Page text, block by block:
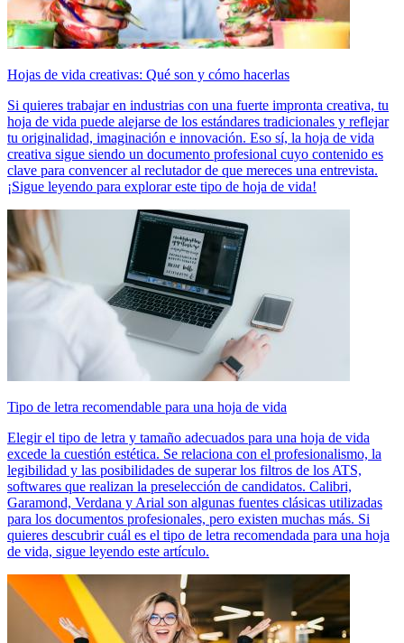
Hojas de vida creativas: Qué son y cómo hacerlas
Si quieres trabajar en industrias con una fuerte impronta creativa, tu
hoja de vida puede alejarse de los estándares tradicionales y reflejar
tu originalidad, imaginación e innovación. Eso sí, la hoja de vida
creativa sigue siendo un documento profesional cuyo contenido es
clave para convencer al reclutador de que mereces una entrevista.
¡Sigue leyendo para explorar este tipo de hoja de vida!
Tipo de letra recomendable para una hoja de vida
Elegir el tipo de letra y tamaño adecuados para una hoja de vida
excede la cuestión estética. Se relaciona con el profesionalismo, la
legibilidad y las posibilidades de superar los filtros de los ATS,
softwares que realizan la preselección de candidatos. Calibri,
Garamond, Verdana y Arial son algunas fuentes clásicas utilizadas
para los documentos profesionales, pero existen muchas más. Si
quieres descubrir cuál es el tipo de letra recomendada para una hoja
de vida, sigue leyendo este artículo.